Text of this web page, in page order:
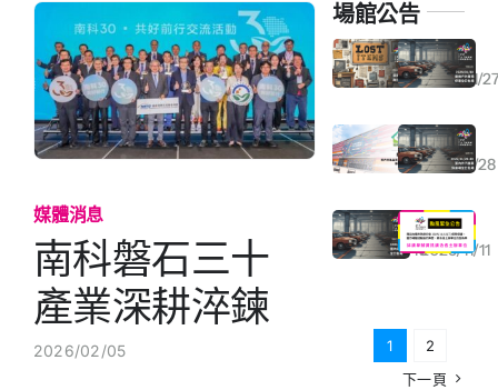
展會資訊
最新消息
企業ESG
聯絡我們
媒體消息
南科磐石三十
產業深耕淬鍊
2026/02/05
場館公告
大臺南會展中心遺失物規範與公告 2026年01月30日東側戶外廣場停車全日包場通知
2026/01/
大臺南會展中心榮獲「室內空氣品質自主管理優良級標章」
2026/01/13
2025年11月29-30日室內外汽機車停車場全日包場通知
2025/11/28
2025年11月15日室內停車場全日包場通知
2025/11/10
2025/11/12(三) 颱風警示｜臺南市停止上班、停止上課通知
2025/11/11
1
2
下一頁